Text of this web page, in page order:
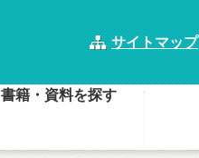
サイトマップ
書籍・資料を探す